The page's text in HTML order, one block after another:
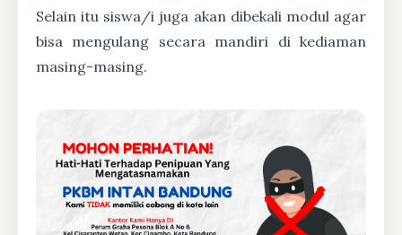
Selain itu siswa/i juga akan dibekali modul agar
bisa mengulang secara mandiri di kediaman
masing-masing.